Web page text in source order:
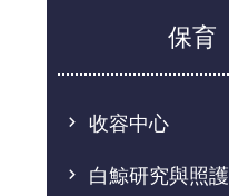
保育
收容中心
白鯨研究與照護